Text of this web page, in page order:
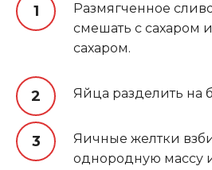
Размягченное
смешать с сахаром
сахаром.
Яйца разделить на
Яичные желтки
однородную массу